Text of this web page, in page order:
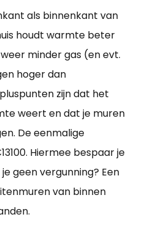
als binnenkant van
houdt warmte beter
minder gas (en evt.
hoger dan
zijn dat het
weert en dat je muren
De eenmalige
Hiermee bespaar je
geen vergunning? Een
van binnen